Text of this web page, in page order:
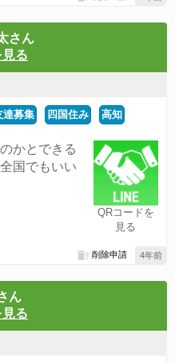
さん
る
達募集 四国住み 高知
QRコードを
見る
かとできる
国でもいい
4年前
削除申請
ん
る